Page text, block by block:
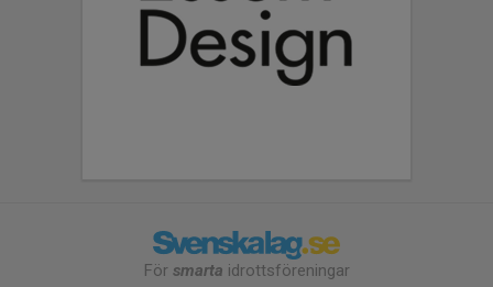
För smarta idrottsföreningar